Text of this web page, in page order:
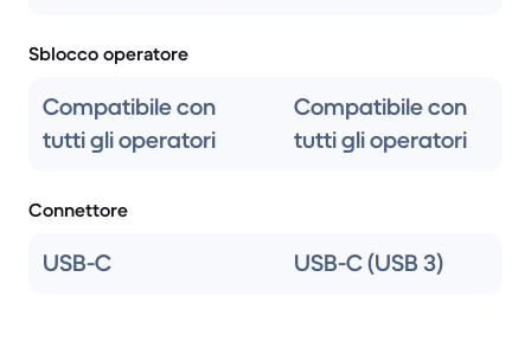
Sblocco operatore
Compatibile con
tutti gli operatori
Compatibile con
tutti gli operatori
Connettore
USB-C USB-C (USB 3)